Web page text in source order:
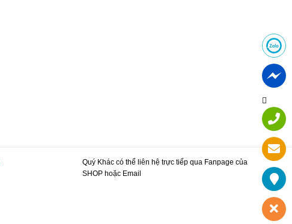
Quý Khác có thể liên hệ trực tiếp qua Fanpage của
SHOP hoặc Email